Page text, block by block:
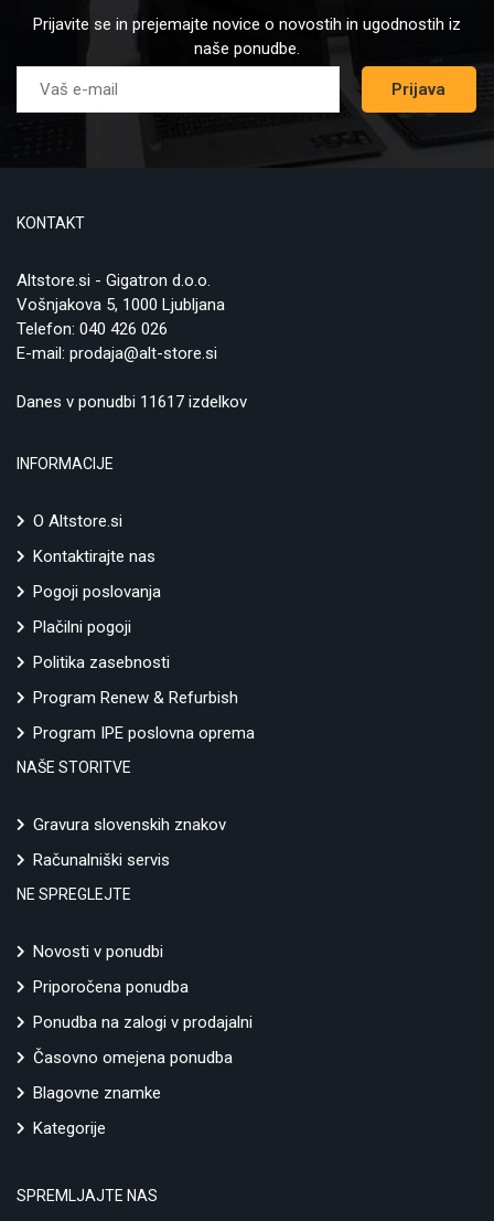
Prijavite se in prejemajte novice o novostih in ugodnostih iz
naše ponudbe.
Prijava
KONTAKT
Altstore.si - Gigatron d.o.o.
Vošnjakova 5, 1000 Ljubljana
Telefon: 040 426 026
E-mail: prodaja@alt-store.si
Danes v ponudbi 11617 izdelkov
INFORMACIJE
O Altstore.si
Kontaktirajte nas
Pogoji poslovanja
Plačilni pogoji
Politika zasebnosti
Program Renew & Refurbish
Program IPE poslovna oprema
NAŠE STORITVE
Gravura slovenskih znakov
Računalniški servis
NE SPREGLEJTE
Novosti v ponudbi
Priporočena ponudba
Ponudba na zalogi v prodajalni
Časovno omejena ponudba
Blagovne znamke
Kategorije
SPREMLJAJTE NAS